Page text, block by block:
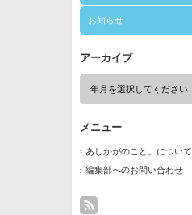
お知らせ
アーカイブ
メニュー
あしかがのこと。について
編集部へのお問い合わせ